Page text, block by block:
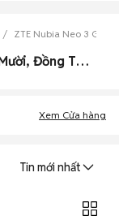
ZTE Nubia Neo 3 GT
0 Zte Nubia Neo 3 Gt cũ Huyện Tháp Mười, Đồng Tháp đẹp
Xem Cửa hàng
Tin mới nhất